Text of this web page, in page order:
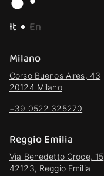
It
En
Milano
Corso Buenos Aires, 43
20124 Milano
+39 0522 325270
Reggio Emilia
Via Benedetto Croce, 15
42123, Reggio Emilia